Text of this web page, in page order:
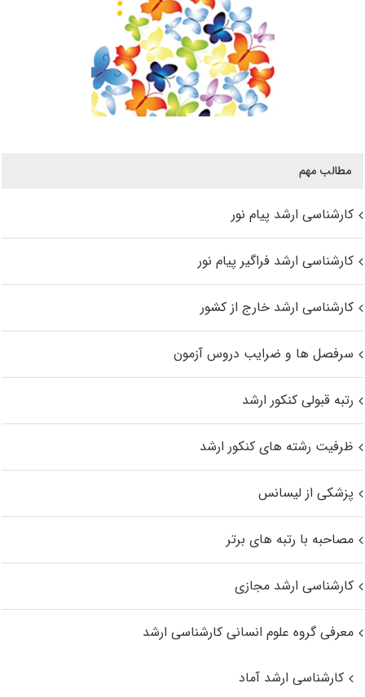
مطالب مهم
کارشناسی ارشد پیام نور
کارشناسی ارشد فراگیر پیام نور
کارشناسی ارشد خارج از کشور
سرفصل ها و ضرایب دروس آزمون
رتبه قبولی کنکور ارشد
ظرفیت رشته های کنکور ارشد
پزشکی از لیسانس
مصاحبه با رتبه های برتر
کارشناسی ارشد مجازی
معرفی گروه علوم انسانی کارشناسی ارشد
کارشناسی ارشد آماد